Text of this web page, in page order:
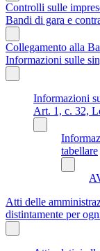
Controlli sulle
Bandi di gara e
Collegamento alla
Informazioni sulle
Informazioni
Art. 1, c. 32,
tabellare
Atti delle
distintamente per